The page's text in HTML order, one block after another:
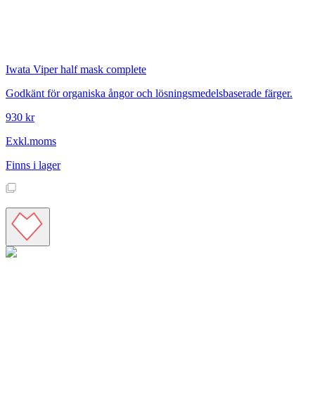
Iwata Viper half mask complete
Godkänt för organiska ångor och lösningsmedelsbaserade färger.
930 kr
Exkl.moms
Finns i lager